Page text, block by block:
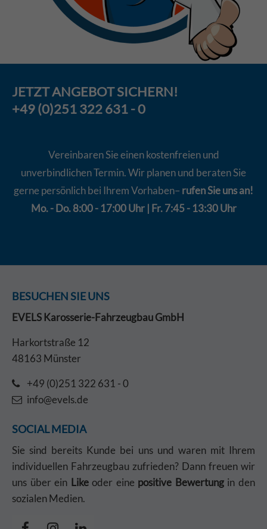
JETZTANGEBOTSICHERN!
+49 (0)251 322 631 - 0
Vereinbaren Sie einen kostenfreien und
unverbindlichen Termin. Wir planen und beraten Sie
gerne persönlich bei Ihrem Vorhaben– rufen Sie uns an!
Mo. - Do. 8:00 - 17:00 Uhr | Fr. 7:45 - 13:30 Uhr
BESUCHEN SIE UNS
EVELS Karosserie-Fahrzeugbau GmbH
Harkortstraße 12
48163 Münster
+49 (0)251 322 631 - 0
info@evels.de
SOCIAL MEDIA
Sie sind bereits Kunde bei uns und waren mit Ihrem
individuellen Fahrzeugbau zufrieden? Dann freuen wir
uns über ein Likeoder eine positive Bewertungin den
sozialen Medien.